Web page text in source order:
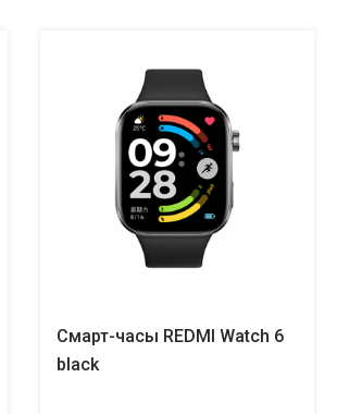
Смарт-часы REDMI Watch 6
black